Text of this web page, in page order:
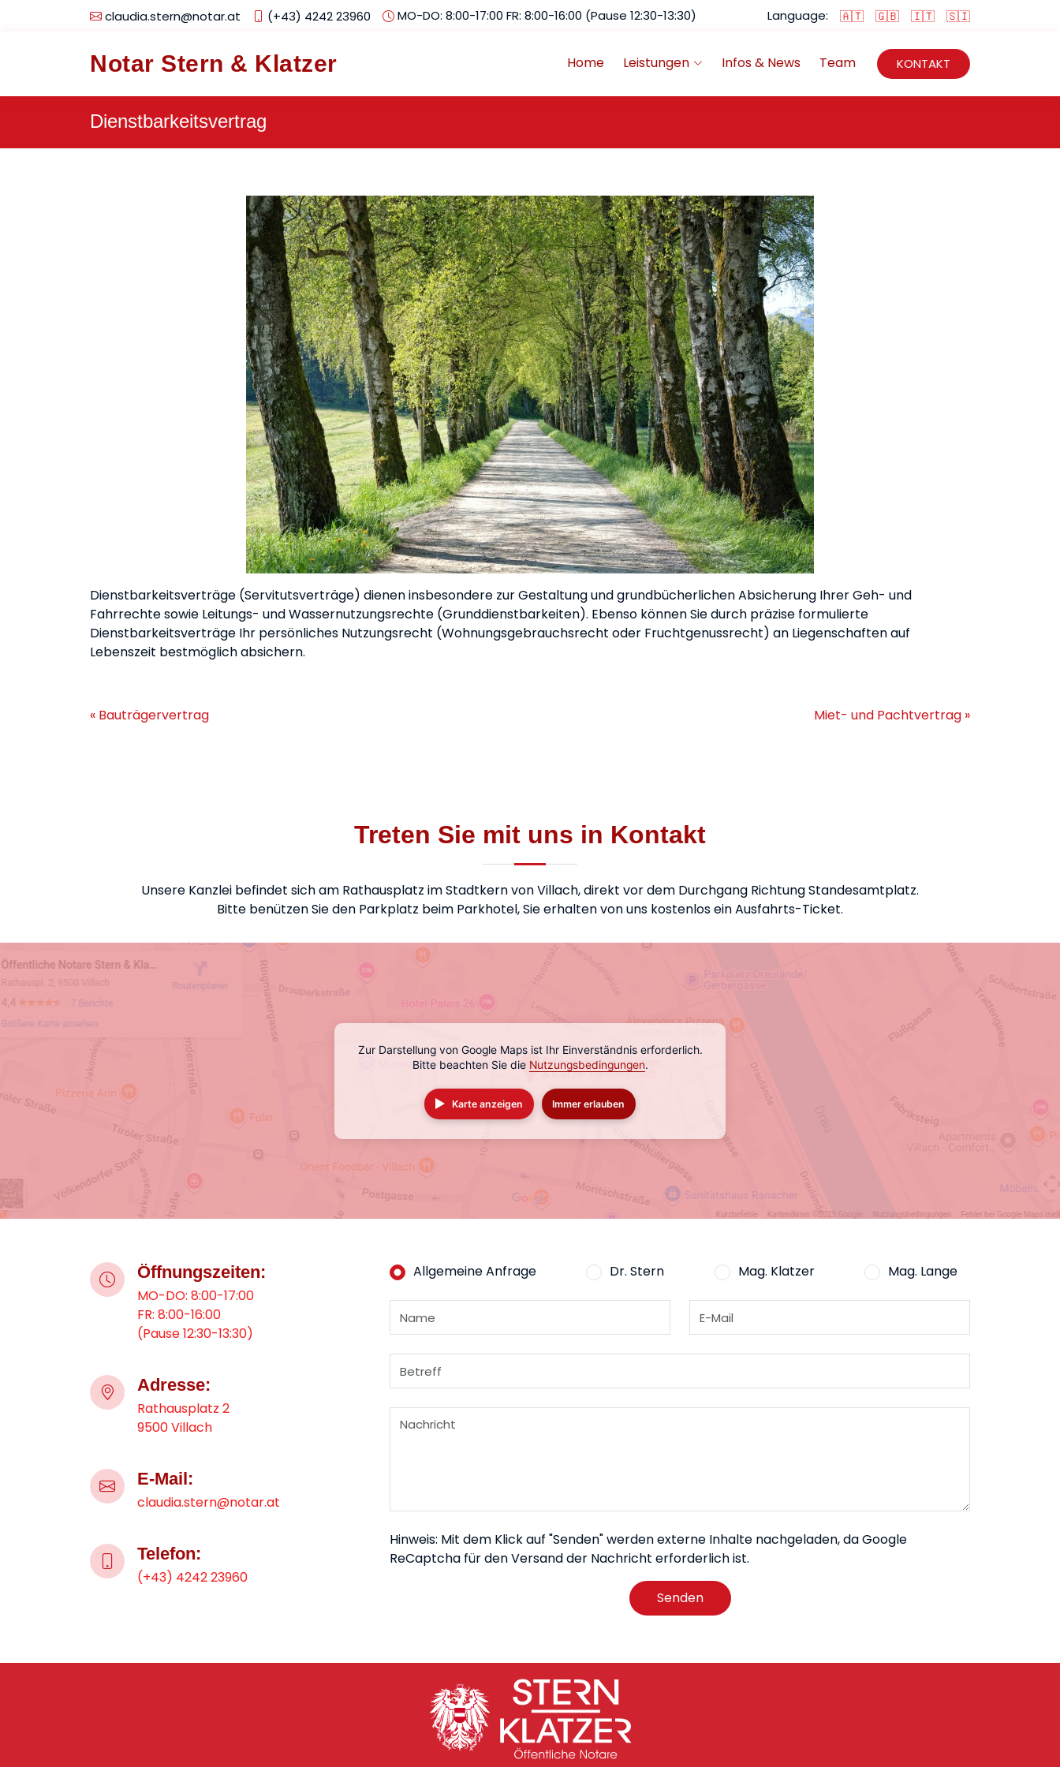
claudia.stern@notar.at (+43) 4242 23960 MO-DO: 8:00-17:00 FR: 8:00-16:00 (Pause 12:30-13:30) Language: 🇦🇹 🇬🇧 🇮🇹 🇸🇮
Notar Stern & Klatzer Home Leistungen Infos & News Team KONTAKT
Dienstbarkeitsvertrag
Dienstbarkeitsverträge (Servitutsverträge) dienen insbesondere zur Gestaltung und grundbücherlichen Absicherung Ihrer Geh- und
Fahrrechte sowie Leitungs- und Wassernutzungsrechte (Grunddienstbarkeiten). Ebenso können Sie durch präzise formulierte
Dienstbarkeitsverträge Ihr persönliches Nutzungsrecht (Wohnungsgebrauchsrecht oder Fruchtgenussrecht) an Liegenschaften auf
Lebenszeit bestmöglich absichern.
« Bauträgervertrag Miet- und Pachtvertrag »
Treten Sie mit uns in Kontakt
Unsere Kanzlei befindet sich am Rathausplatz im Stadtkern von Villach, direkt vor dem Durchgang Richtung Standesamtplatz.
Bitte benützen Sie den Parkplatz beim Parkhotel, Sie erhalten von uns kostenlos ein Ausfahrts-Ticket.
Zur Darstellung von Google Maps ist Ihr Einverständnis erforderlich.
Bitte beachten Sie die Nutzungsbedingungen.
Karte anzeigen Immer erlauben
Öffnungszeiten:
MO-DO: 8:00-17:00
FR: 8:00-16:00
(Pause 12:30-13:30)
Adresse:
Rathausplatz 2
9500 Villach
E-Mail:
claudia.stern@notar.at
Telefon:
(+43) 4242 23960
Allgemeine Anfrage Dr. Stern Mag. Klatzer Mag. Lange
Hinweis: Mit dem Klick auf "Senden" werden externe Inhalte nachgeladen, da Google
ReCaptcha für den Versand der Nachricht erforderlich ist.
Senden